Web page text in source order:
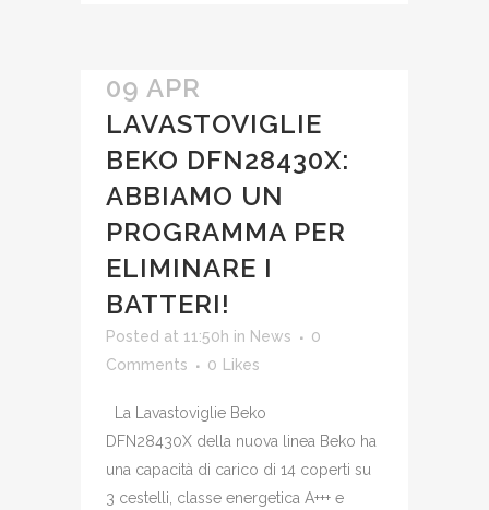
09 APR
LAVASTOVIGLIE
BEKO DFN28430X:
ABBIAMO UN
PROGRAMMA PER
ELIMINARE I
BATTERI!
Posted at 11:50h in News
0
Comments
0 Likes
La Lavastoviglie Beko
DFN28430X della nuova linea Beko ha
una capacità di carico di 14 coperti su
3 cestelli, classe energetica A+++ e